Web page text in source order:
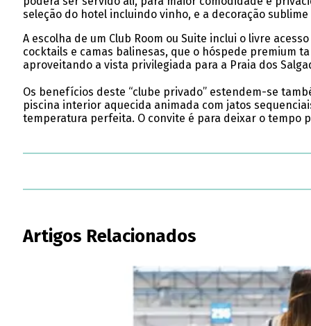
seleção do hotel incluindo vinho, e a decoração
A escolha de um Club Room ou Suite inclui o livre
cocktails e camas balinesas, que o hóspede premium
aproveitando a vista privilegiada para a Praia dos
Os benefícios deste “clube privado” estendem-se
piscina interior aquecida animada com jatos
temperatura perfeita. O convite é para deixar o
Artigos Relacionados